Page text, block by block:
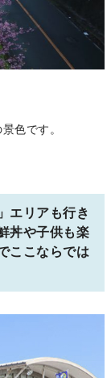
色です。
エリアも行き
丼や子供も楽
ここならでは